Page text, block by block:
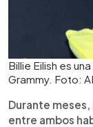
Billie Eilish es
Grammy. Foto:
Durante
entre ambos